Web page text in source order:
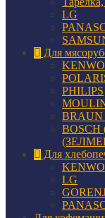
LG
Для
PHILIPS
Для
LG